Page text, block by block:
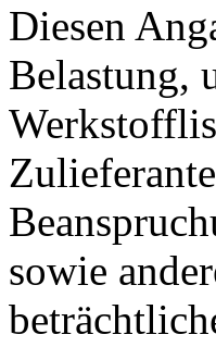
Diesen
Belastung,
sowie